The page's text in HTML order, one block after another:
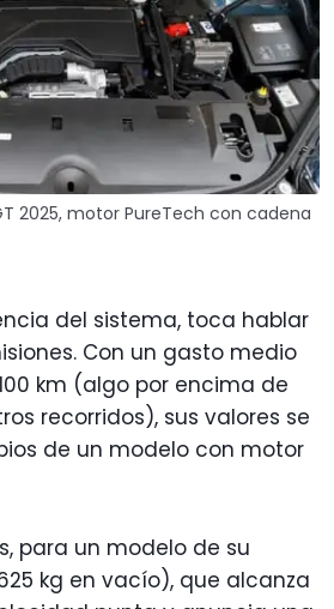
2025, motor PureTech con cadena
del sistema, toca hablar
Con un gasto medio
km (algo por encima de
recorridos), sus valores se
de un modelo con motor
para un modelo de su
kg en vacío), que alcanza